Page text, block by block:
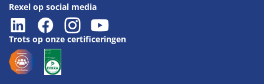
Rexel op social media
Trots op onze certificeringen